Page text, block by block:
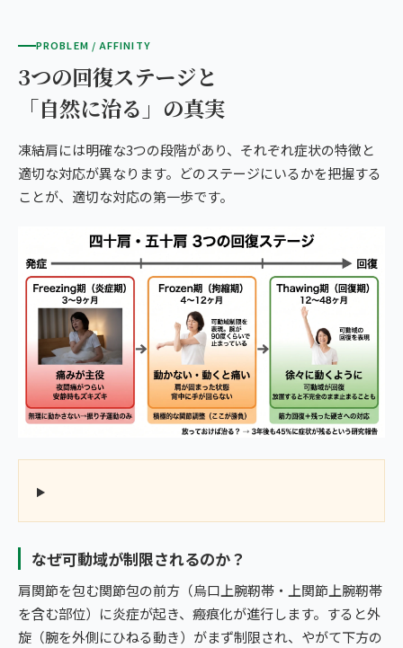
PROBLEM / AFFINITY
3つの回復ステージと
「自然に治る」の真実
凍結肩には明確な3つの段階があり、それぞれ症状の特徴と
適切な対応が異なります。どのステージにいるかを把握する
ことが、適切な対応の第一歩です。
なぜ可動域が制限されるのか？
肩関節を包む関節包の前方（烏口上腕靭帯・上関節上腕靭帯
を含む部位）に炎症が起き、瘢痕化が進行します。すると外
旋（腕を外側にひねる動き）がまず制限され、やがて下方の